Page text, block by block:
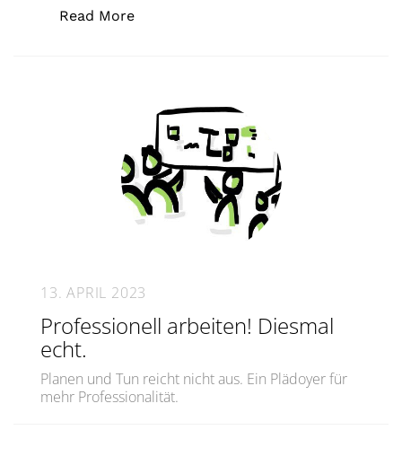
Read More„Coaching-Handbibliothek #8:
13. APRIL 2023
Professionell arbeiten! Diesmal
echt.
Planen und Tun reicht nicht aus. Ein Plädoyer für
mehr Professionalität.